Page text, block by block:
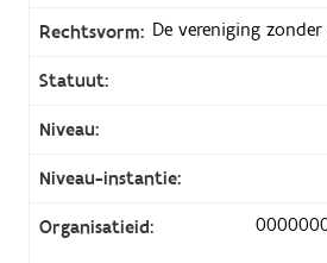
Rechtsvorm: De vereniging
Statuut:
Niveau:
Niveau-instantie:
Organisatieid: